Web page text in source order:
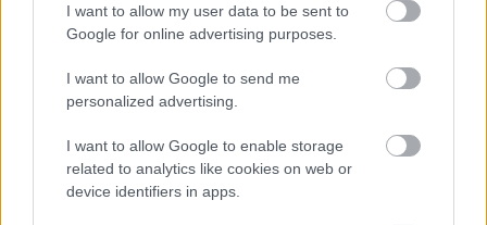
I want to allow my user data to be sent to
Google for online advertising purposes.
I want to allow Google to send me
personalized advertising.
I want to allow Google to enable storage
related to analytics like cookies on web or
device identifiers in apps.
ΛΑΜΠΡΑΝΤΟΡ
ΠΤΥΧΙΟ